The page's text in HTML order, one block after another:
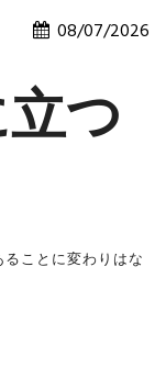
08/07/2026
つ
ことに変わりはな